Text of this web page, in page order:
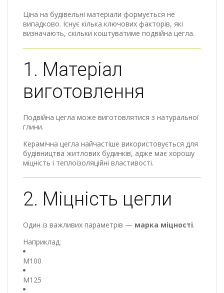
Ціна на будівельні матеріали формується не
випадково. Існує кілька ключових факторів, які
визначають, скільки коштуватиме подвійна цегла.
1. Матеріал
виготовлення
Подвійна цегла може виготовлятися з натуральної
глини.
Керамічна цегла найчастіше використовується для
будівництва житлових будинків, адже має хорошу
міцність і теплоізоляційні властивості.
2. Міцність цегли
Один із важливих параметрів — марка міцності.
Наприклад:
М100
М125